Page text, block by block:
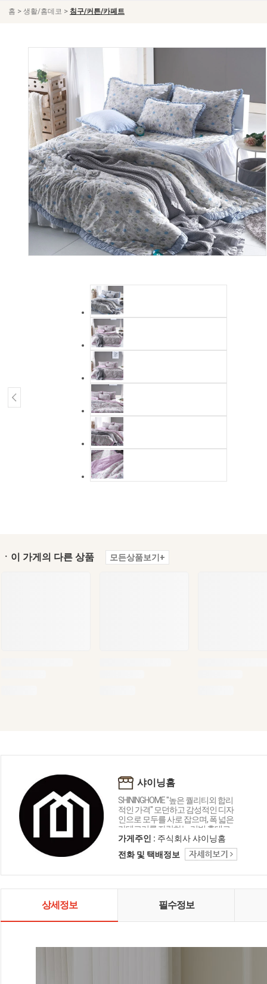
홈 > 생활/홈데코 > 침구/커튼/카페트
ㆍ이 가게의 다른 상품 모든상품보기+
샤이닝홈
SHININGHOME "높은 퀄리티외 합리
적인 가격" 모던하고 감성적인 디자
인으로 모두를 사로 잡으며, 폭 넓은
카테고리를 자랑하는 리빙 홈데코
인테리어 샤이닝홈입니다.
가게주인 : 주식회사 샤이닝홈
전화 및 택배정보
상세정보 필수정보